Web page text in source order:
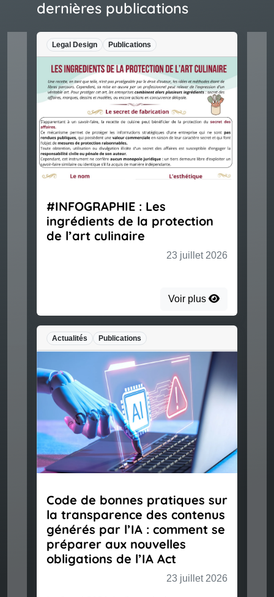
dernières publications
Legal Design Publications
#INFOGRAPHIE : Les
ingrédients de la protection
de l’art culinaire
23 juillet 2026
Voir plus
Actualités Publications
Code de bonnes pratiques sur
la transparence des contenus
générés par l’IA : comment se
préparer aux nouvelles
obligations de l’IA Act
23 juillet 2026